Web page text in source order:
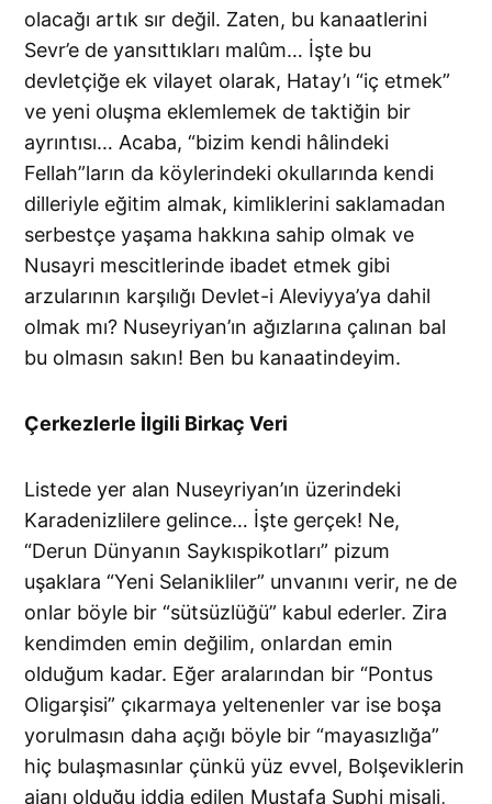
olacağı artık sır değil. Zaten, bu kanaatlerini
Sevr’e de yansıttıkları malûm… İşte bu
devletçiğe ek vilayet olarak, Hatay’ı “iç etmek”
ve yeni oluşma eklemlemek de taktiğin bir
ayrıntısı… Acaba, “bizim kendi hâlindeki
Fellah”ların da köylerindeki okullarında kendi
dilleriyle eğitim almak, kimliklerini saklamadan
serbestçe yaşama hakkına sahip olmak ve
Nusayri mescitlerinde ibadet etmek gibi
arzularının karşılığı Devlet-i Aleviyya’ya dahil
olmak mı? Nuseyriyan’ın ağızlarına çalınan bal
bu olmasın sakın! Ben bu kanaatindeyim.
Çerkezlerle İlgili Birkaç Veri
Listede yer alan Nuseyriyan’ın üzerindeki
Karadenizlilere gelince… İşte gerçek! Ne,
“Derun Dünyanın Saykıspikotları” pizum
uşaklara “Yeni Selanikliler” unvanını verir, ne de
onlar böyle bir “sütsüzlüğü” kabul ederler. Zira
kendimden emin değilim, onlardan emin
olduğum kadar. Eğer aralarından bir “Pontus
Oligarşisi” çıkarmaya yeltenenler var ise boşa
yorulmasın daha açığı böyle bir “mayasızlığa”
hiç bulaşmasınlar çünkü yüz evvel, Bolşeviklerin
ajanı olduğu iddia edilen Mustafa Suphi misali,